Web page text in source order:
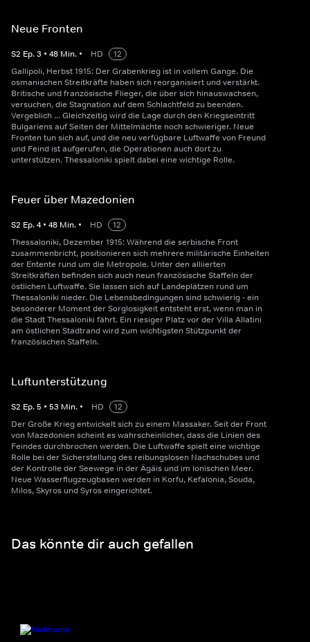
Neue Fronten
S2 Ep.3 • 48 Min. • HD
12
Gallipoli, Herbst 1915: Der Grabenkrieg ist in vollem Gange. Die
osmanischen Streitkräfte haben sich reorganisiert und verstärkt.
Britische und französische Flieger, die über sich hinauswachsen,
versuchen, die Stagnation auf dem Schlachtfeld zu beenden.
Vergeblich ... Gleichzeitig wird die Lage durch den Kriegseintritt
Bulgariens auf Seiten der Mittelmächte noch schwieriger. Neue
Fronten tun sich auf, und die neu verfügbare Luftwaffe von Freund
und Feind ist aufgerufen, die Operationen auch dort zu
unterstützen. Thessaloniki spielt dabei eine wichtige Rolle.
Feuer über Mazedonien
S2 Ep.4 • 48 Min. • HD
12
Thessaloniki, Dezember 1915: Während die serbische Front
zusammenbricht, positionieren sich mehrere militärische Einheiten
der Entente rund um die Metropole. Unter den alliierten
Streitkräften befinden sich auch neun französische Staffeln der
östlichen Luftwaffe. Sie lassen sich auf Landeplätzen rund um
Thessaloniki nieder. Die Lebensbedingungen sind schwierig - ein
besonderer Moment der Sorglosigkeit entsteht erst, wenn man in
die Stadt Thessaloniki fährt. Ein riesiger Platz vor der Villa Allatini
am östlichen Stadtrand wird zum wichtigsten Stützpunkt der
französischen Staffeln.
Luftunterstützung
S2 Ep.5 • 53 Min. • HD
12
Der Große Krieg entwickelt sich zu einem Massaker. Seit der Front
von Mazedonien scheint es wahrscheinlicher, dass die Linien des
Feindes durchbrochen werden. Die Luftwaffe spielt eine wichtige
Rolle bei der Sicherstellung des reibungslosen Nachschubes und
der Kontrolle der Seewege in der Ägäis und im Ionischen Meer.
Neue Wasserflugzeugbasen werden in Korfu, Kefalonia, Souda,
Milos, Skyros und Syros eingerichtet.
Das könnte dir auch gefallen